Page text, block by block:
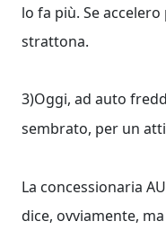
lo fa più. Se
strattona.
3)Oggi, ad auto
sembrato, per un
La concessionaria
dice, ovviamente,